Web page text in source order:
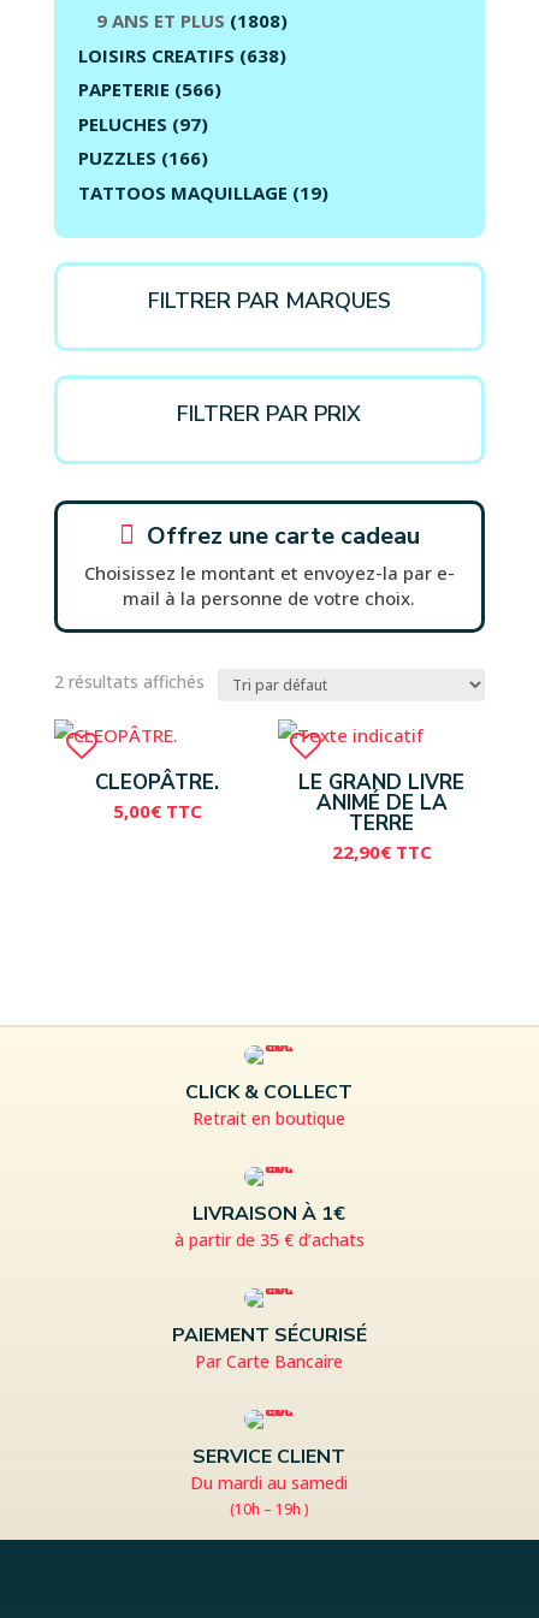
9 ANS ET PLUS (1808)
LOISIRS CREATIFS (638)
PAPETERIE (566)
PELUCHES (97)
PUZZLES (166)
TATTOOS MAQUILLAGE (19)
FILTRER PAR MARQUES
FILTRER PAR PRIX
 Offrez une carte cadeau
Choisissez le montant et envoyez-la par e-
mail à la personne de votre choix.
2 résultats affichés
CLEOPÂTRE.
5,00€ TTC
LE GRAND LIVRE
ANIMÉ DE LA
TERRE
22,90€ TTC
CLICK & COLLECT
Retrait en boutique
LIVRAISON À 1€
à partir de 35 € d’achats
PAIEMENT SÉCURISÉ
Par Carte Bancaire
SERVICE CLIENT
Du mardi au samedi
(10h – 19h )